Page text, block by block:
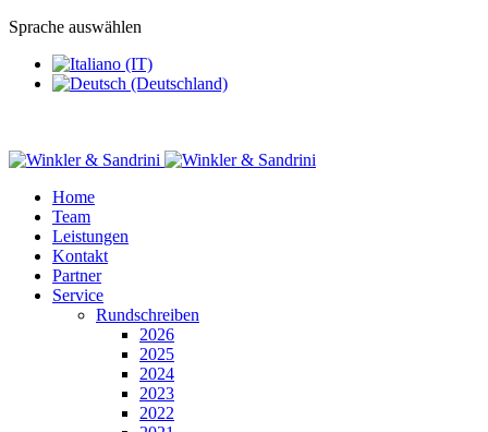
Sprache auswählen
Home
Team
Leistungen
Kontakt
Partner
Service
Rundschreiben
2026
2025
2024
2023
2022